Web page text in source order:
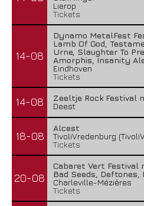
Lierop
Tickets
14-08
Dynamo MetalFest
Lamb Of God,
Urne, Slaughter To
Amorphis, Insanity
Eindhoven
Tickets
14-08
Zeeltje Rock Festival
Deest
18-08
Alcest
TivoliVredenburg
Tickets
20-08
Cabaret Vert Festival
Bad Seeds,
Charleville-Mézières
Tickets